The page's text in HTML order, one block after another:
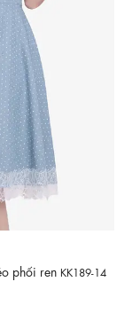
phối ren KK189-14